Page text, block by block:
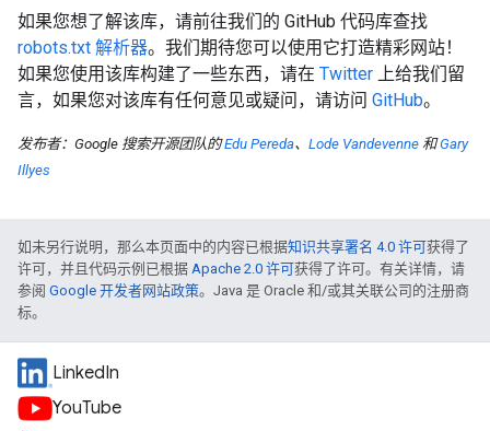
如果您想了解该库，请前往我们的 GitHub 代码库查找
robots.txt 解析器。我们期待您可以使用它打造精彩网站！
如果您使用该库构建了一些东西，请在 Twitter 上给我们留
言，如果您对该库有任何意见或疑问，请访问 GitHub。
发布者：Google 搜索开源团队的Edu Pereda、 Lode Vandevenne 和Gary
Illyes
如未另行说明，那么本页面中的内容已根据知识共享署名 4.0 许可获得了
许可，并且代码示例已根据 Apache 2.0 许可获得了许可。有关详情，请
参阅 Google 开发者网站政策。Java 是 Oracle 和/或其关联公司的注册商
标。
LinkedIn
YouTube